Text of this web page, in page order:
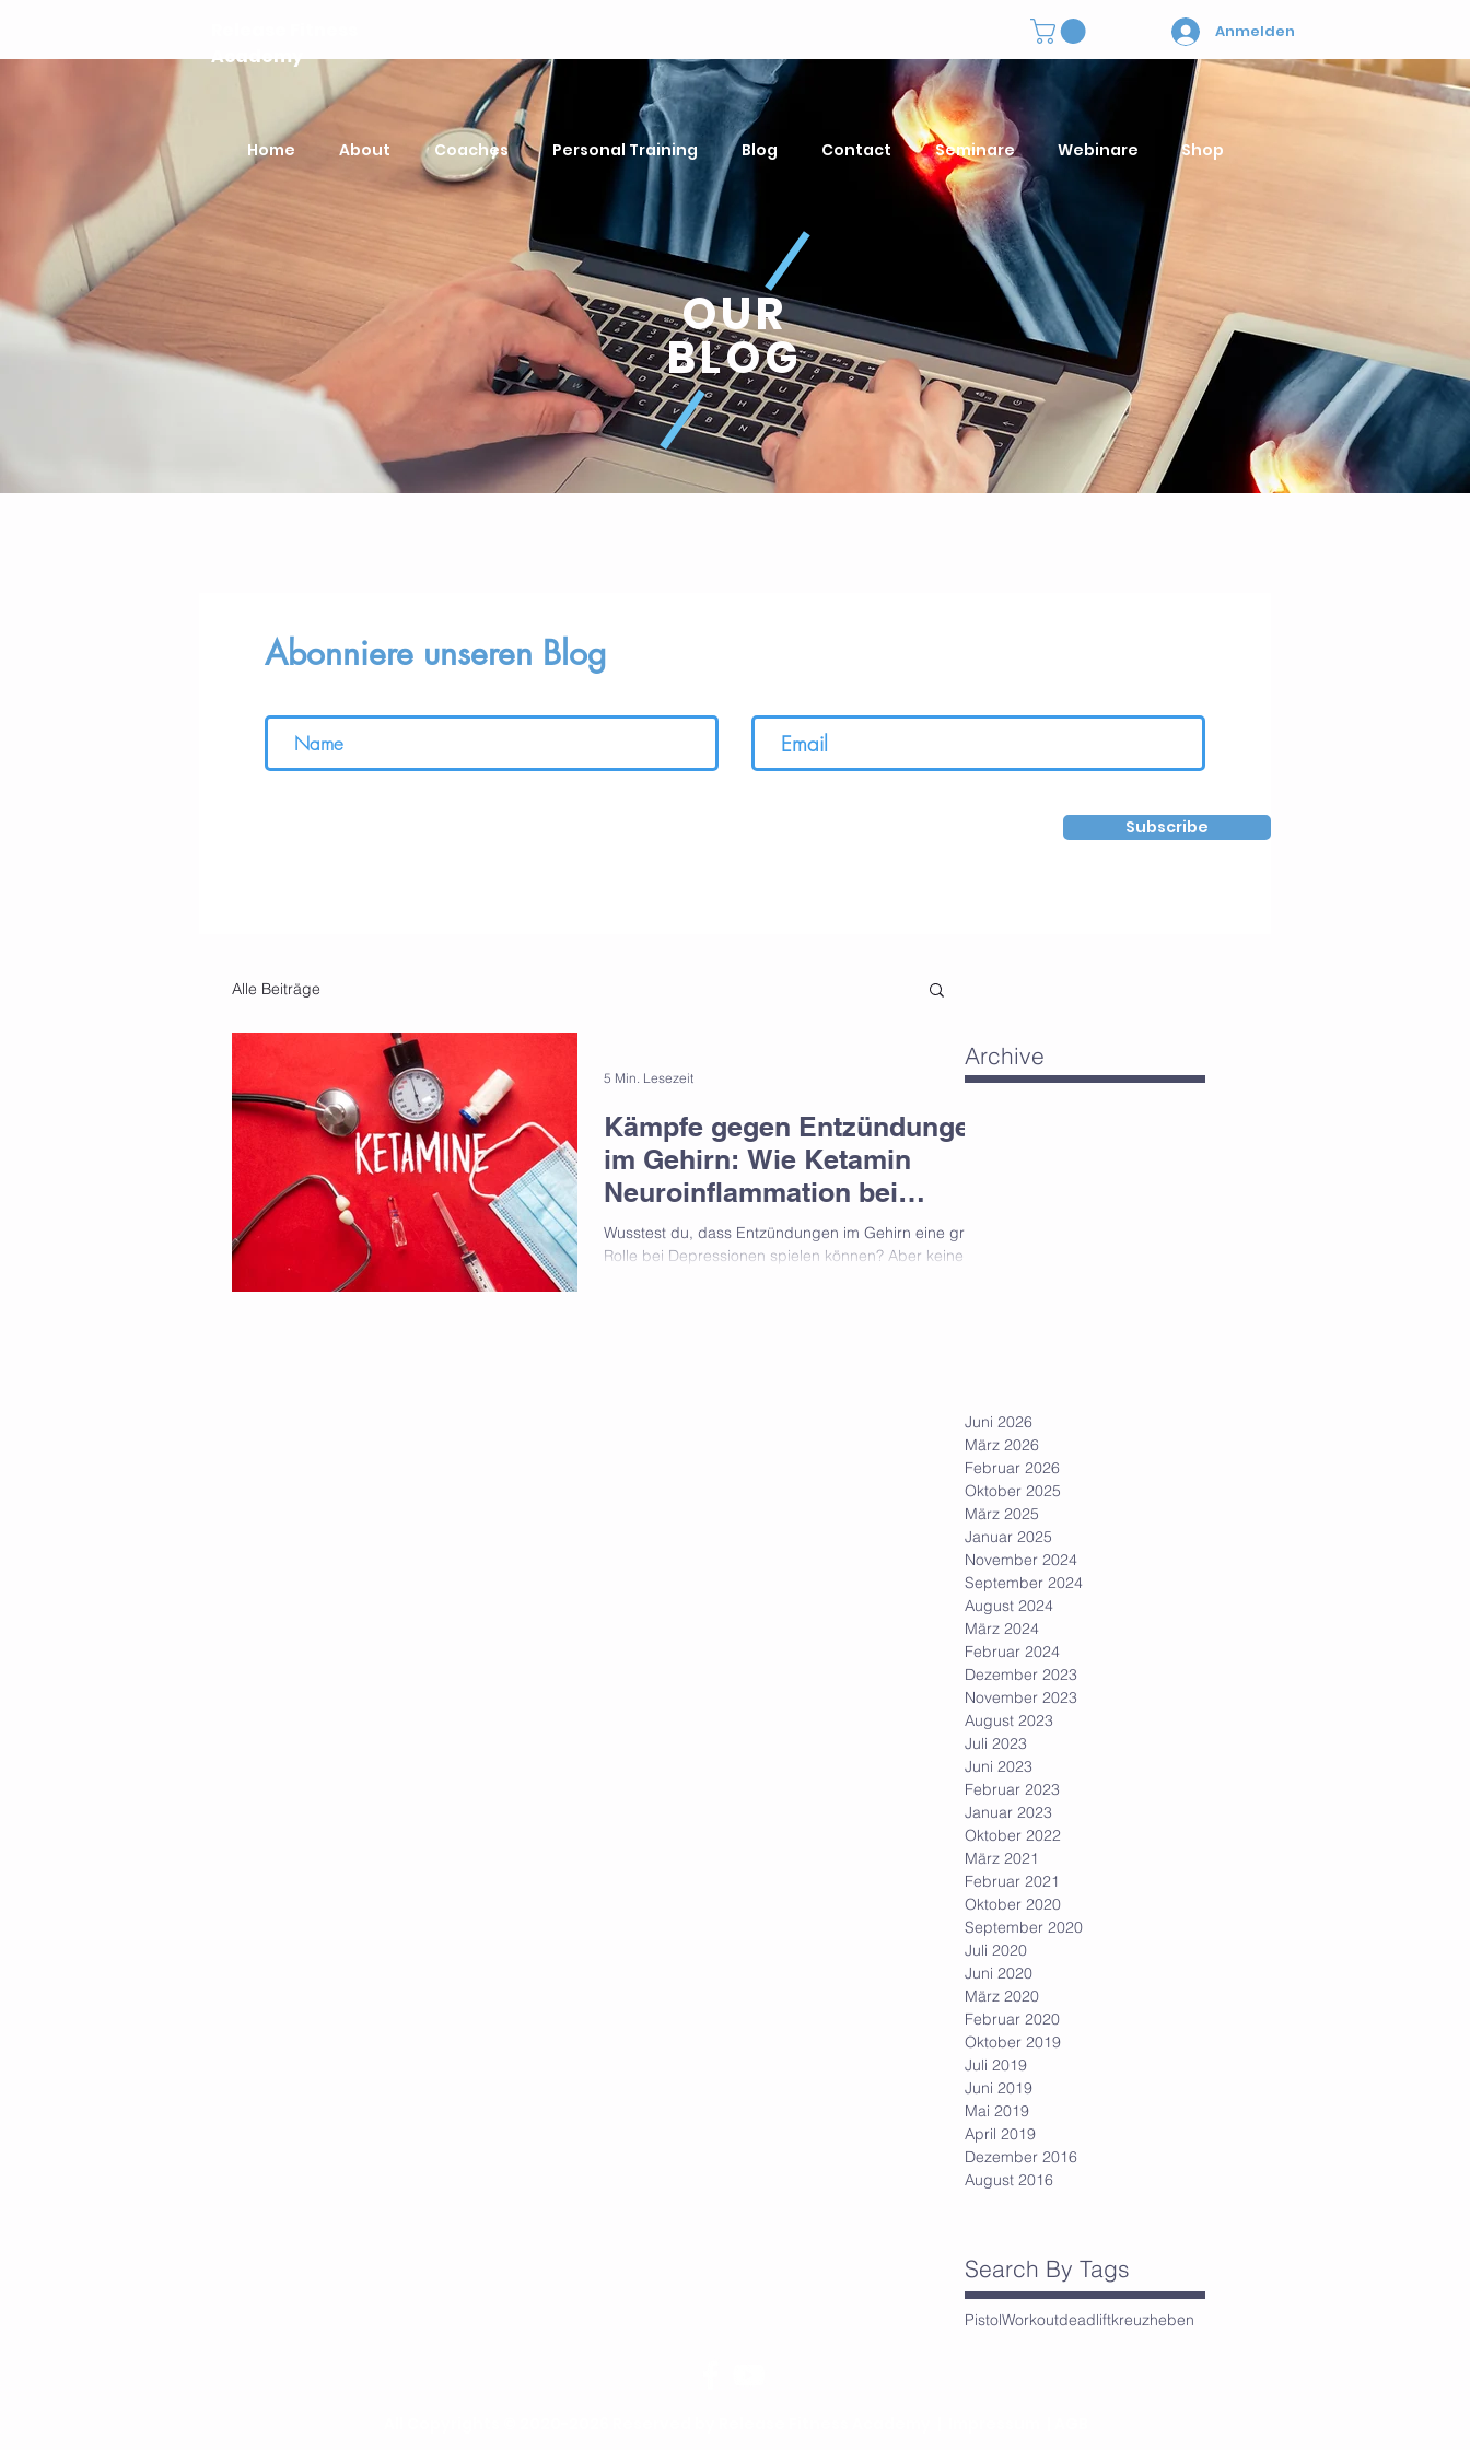
Academy
Anmelden
Home About Coaches Personal Training Blog Contact Seminare Webinare Shop
OUR
BLOG
Abonniere unseren Blog
Subscribe
Alle Beiträge
Kämpfe gegen Entzündungen
im Gehirn: Wie Ketamin
Neuroinflammation bei
Depressionen reduziert
Wusstest du, dass Entzündungen im Gehirn eine große
Rolle bei Depressionen spielen können? Aber keine
5 Min. Lesezeit
Archive
Juni 2026
März 2026
Februar 2026
Oktober 2025
März 2025
Januar 2025
November 2024
September 2024
August 2024
März 2024
Februar 2024
Dezember 2023
November 2023
August 2023
Juli 2023
Juni 2023
Februar 2023
Januar 2023
Oktober 2022
März 2021
Februar 2021
Oktober 2020
September 2020
Juli 2020
Juni 2020
März 2020
Februar 2020
Oktober 2019
Juli 2019
Juni 2019
Mai 2019
April 2019
Dezember 2016
August 2016
Search By Tags
PistolWorkoutdeadliftkreuzheben